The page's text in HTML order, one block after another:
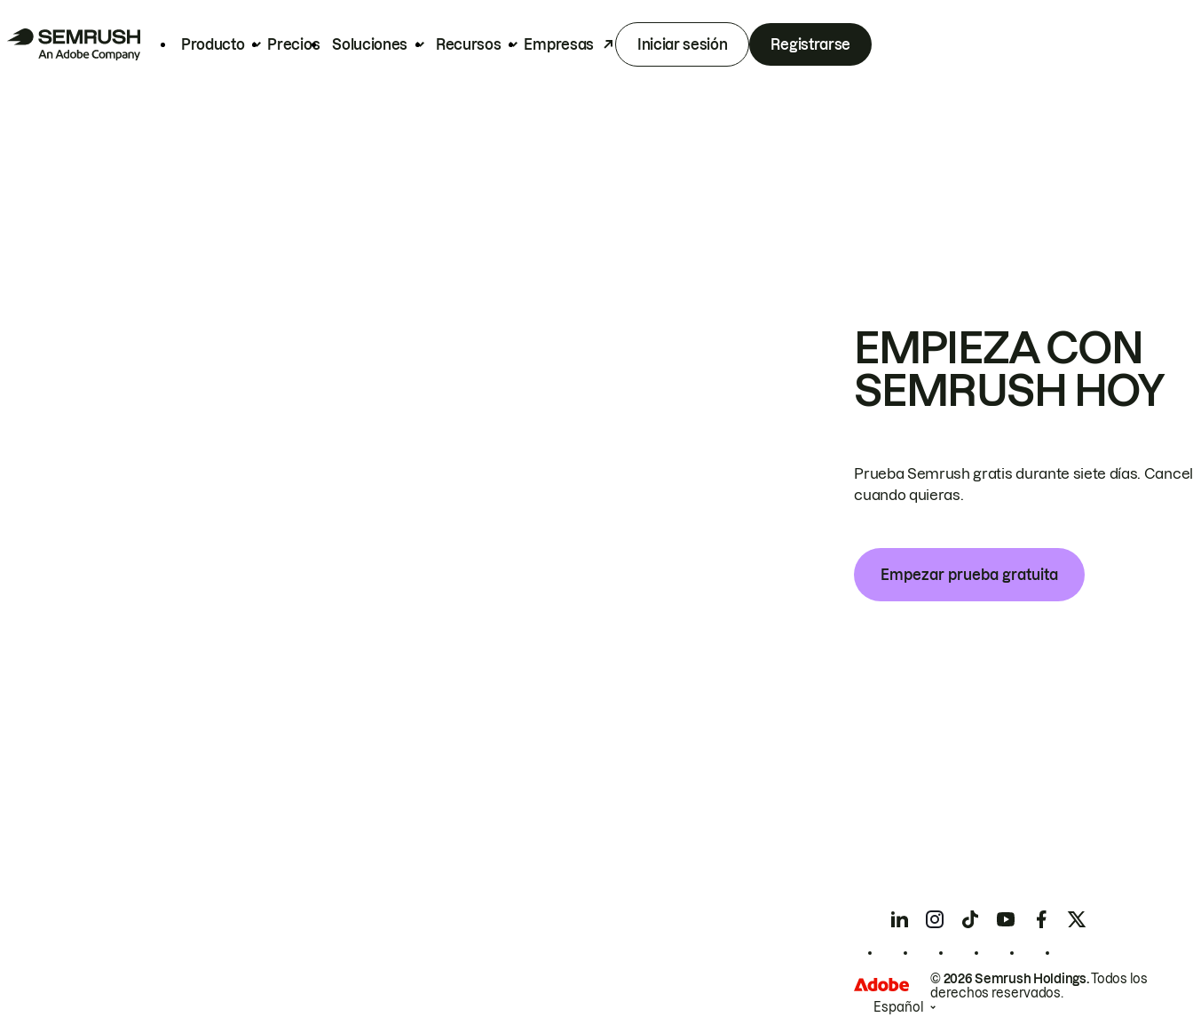
Producto Precios Soluciones Recursos Empresas Iniciar sesión Registrarse
EMPIEZA CON
SEMRUSH HOY
Prueba Semrush gratis durante siete días.
cuando quieras.
Empezar prueba gratuita
© 2026 Semrush Holdings.Todos los
derechos reservados.
Español